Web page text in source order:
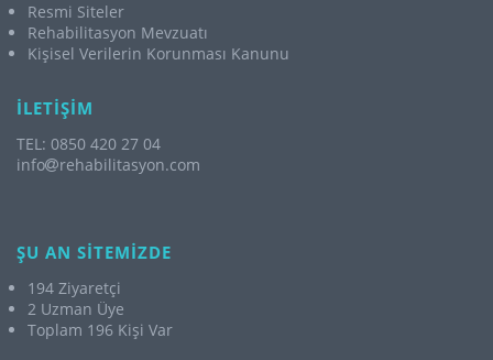
Resmi Siteler
Rehabilitasyon Mevzuatı
Kişisel Verilerin Korunması Kanunu
İLETİŞİM
TEL: 0850 420 27 04
info
rehabilitasyon.com
ŞU AN SİTEMİZDE
194 Ziyaretçi
2 Uzman Üye
Toplam 196 Kişi Var